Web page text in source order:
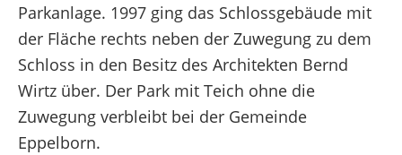
Parkanlage. 1997 ging das Schlossgebäude mit
der Fläche rechts neben der Zuwegung zu dem
Schloss in den Besitz des Architekten Bernd
Wirtz über. Der Park mit Teich ohne die
Zuwegung verbleibt bei der Gemeinde
Eppelborn.